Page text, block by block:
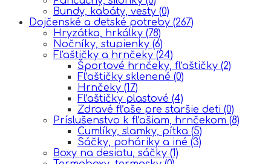
Bundy, kabáty, vesty (0)
Dojčenské a detské potreby (267)
Hryzátka, hrkálky (78)
Nočníky, stupienky (6)
Fľaštičky a hrnčeky (24)
Športové hrnčeky, fľaštičky (2)
Fľaštičky sklenené (0)
Hrnčeky (17)
Fľaštičky plastové (4)
Zdravé fľaše pre staršie deti (0)
Príslušenstvo k fľašiam, hrnčekom (8)
Cumlíky, slamky, pítka (5)
Sáčky, poháriky a iné (3)
Boxy na desiatu, sáčky (1)